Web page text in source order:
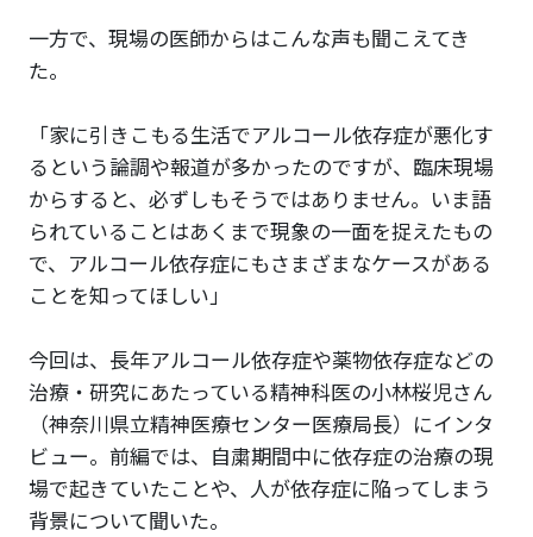
一方で、現場の医師からはこんな声も聞こえてき
た。
「家に引きこもる生活でアルコール依存症が悪化す
るという論調や報道が多かったのですが、臨床現場
からすると、必ずしもそうではありません。いま語
られていることはあくまで現象の一面を捉えたもの
で、アルコール依存症にもさまざまなケースがある
ことを知ってほしい」
今回は、長年アルコール依存症や薬物依存症などの
治療・研究にあたっている精神科医の小林桜児さん
（神奈川県立精神医療センター医療局長）にインタ
ビュー。前編では、自粛期間中に依存症の治療の現
場で起きていたことや、人が依存症に陥ってしまう
背景について聞いた。